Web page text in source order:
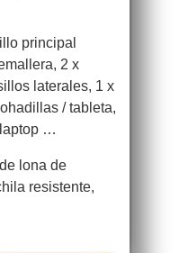
principal
2 x
laterales, 1 x
/ tableta,
…
lona de
resistente,